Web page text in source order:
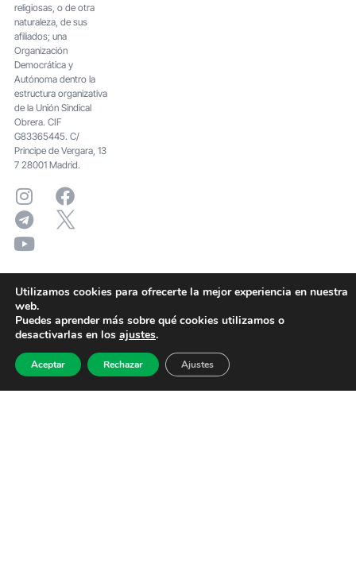
religiosas, o de otra
naturaleza, de sus
afiliados; una
Organización
Democrática y
Autónoma dentro la
estructura organizativa
de la Unión Sindical
Obrera. CIF
G83365445. C/
Principe de Vergara, 13
7 28001 Madrid.
Utilizamos cookies para ofrecerte la mejor experiencia en nuestra
web.
Puedes aprender más sobre qué cookies utilizamos o
desactivarlas en los ajustes.
Aceptar Rechazar Ajustes